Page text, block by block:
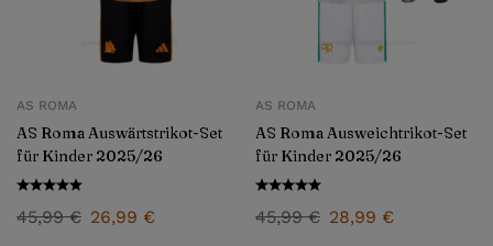
AS ROMA
AS Roma Auswärtstrikot-Set
für Kinder 2025/26
45,99€ 26,99 €
AS ROMA
AS Roma Ausweichtrikot-Set
für Kinder 2025/26
45,99€ 28,99 €